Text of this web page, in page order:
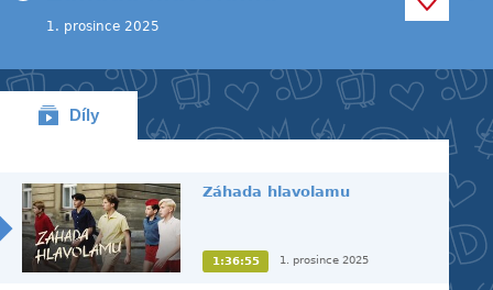
1. prosince 2025
Díly
Záhada hlavolamu
1:36:55 1. prosince 2025